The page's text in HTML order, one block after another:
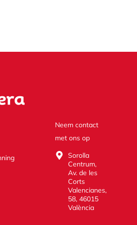
Neem contact
met ons op
Sorolla
Centrum,
Av. de les
Corts
Valencianes,
58, 46015
València